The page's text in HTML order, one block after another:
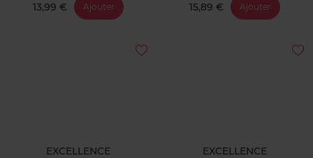
13,99 € Ajouter 15,89 € Ajouter
EXCELLENCE EXCELLENCE